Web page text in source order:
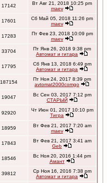
17142
Вт Авг 21, 2018 10:25 pm
maev
17601
Сб Май 05, 2018 11:26 pm
maev
17283
Пт Фев 23, 2018 10:09 pm
maev
33704
Пт Янв 26, 2018 9:38 pm
Автомат и гитара
17795
Сб Янв 13, 2018 6:49 pm
Автомат и гитара
187154
Пт Ноя 24, 2017 8:39 pm
avtomat2000comgo
19047
Вс Сен 03, 2017 7:12 pm
СТАРЫЙ
92920
Чт Июн 01, 2017 10:10 pm
Тигра
18959
Вт Фев 21, 2017 7:20 am
maev
17843
Вт Фев 21, 2017 3:41 am
Geb
18546
Вс Ноя 20, 2016 1:44 pm
Амант
39812
Ср Ноя 16, 2016 7:38 pm
Автомат и гитара